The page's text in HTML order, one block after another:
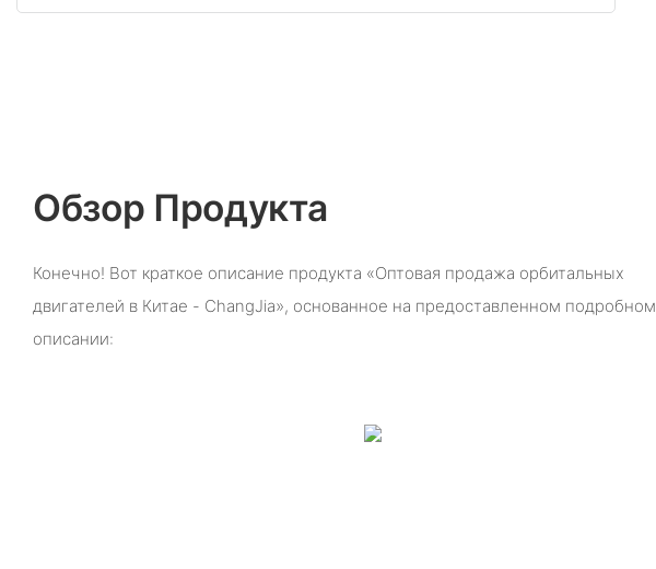
Обзор Продукта
Конечно! Вот краткое описание продукта «Оптовая продажа орбитальных
двигателей в Китае - ChangJia», основанное на предоставленном подробном
описании: